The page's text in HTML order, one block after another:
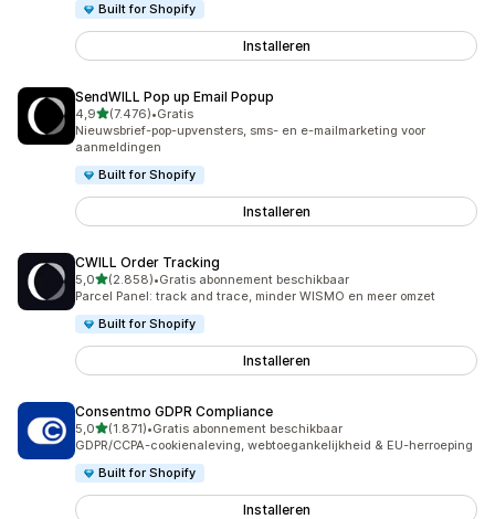
Built for Shopify
Installeren
SendWILL Pop up Email Popup
4,9van 5 sterren
(7.476)
7476 recensies in totaal
•Gratis
Nieuwsbrief-pop-upvensters, sms- en e-mailmarketing voor
aanmeldingen
Built for Shopify
Installeren
CWILL Order Tracking
5,0van 5 sterren
(2.858)
2858 recensies in totaal
•Gratis abonnement beschikbaar
Parcel Panel: track and trace, minder WISMO en meer omzet
Built for Shopify
Installeren
Consentmo GDPR Compliance
5,0van 5 sterren
(1.871)
1871 recensies in totaal
•Gratis abonnement beschikbaar
GDPR/CCPA-cookienaleving, webtoegankelijkheid & EU-herroeping
Built for Shopify
Installeren